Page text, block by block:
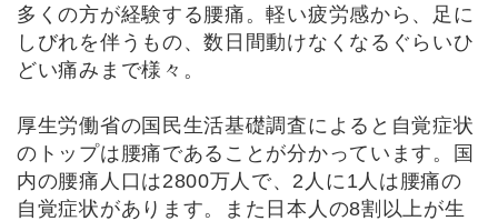
多くの方が経験する腰痛。軽い疲労感から、足に
しびれを伴うもの、数日間動けなくなるぐらいひ
どい痛みまで様々。
厚生労働省の国民生活基礎調査によると自覚症状
のトップは腰痛であることが分かっています。国
内の腰痛人口は2800万人で、2人に1人は腰痛の
自覚症状があります。また日本人の8割以上が生